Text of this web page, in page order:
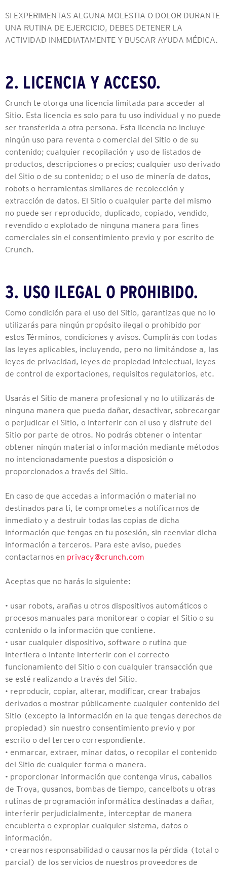
SI EXPERIMENTAS ALGUNA MOLESTIA O DOLOR DURANTE
UNA RUTINA DE EJERCICIO, DEBES DETENER LA
ACTIVIDAD INMEDIATAMENTE Y BUSCAR AYUDA MÉDICA.
2. LICENCIA Y ACCESO.
Crunch te otorga una licencia limitada para acceder al
Sitio. Esta licencia es solo para tu uso individual y no puede
ser transferida a otra persona. Esta licencia no incluye
ningún uso para reventa o comercial del Sitio o de su
contenido; cualquier recopilación y uso de listados de
productos, descripciones o precios; cualquier uso derivado
del Sitio o de su contenido; o el uso de minería de datos,
robots o herramientas similares de recolección y
extracción de datos. El Sitio o cualquier parte del mismo
no puede ser reproducido, duplicado, copiado, vendido,
revendido o explotado de ninguna manera para fines
comerciales sin el consentimiento previo y por escrito de
Crunch.
3. USO ILEGAL O PROHIBIDO.
Como condición para el uso del Sitio, garantizas que no lo
utilizarás para ningún propósito ilegal o prohibido por
estos Términos, condiciones y avisos. Cumplirás con todas
las leyes aplicables, incluyendo, pero no limitándose a, las
leyes de privacidad, leyes de propiedad intelectual, leyes
de control de exportaciones, requisitos regulatorios, etc.
Usarás el Sitio de manera profesional y no lo utilizarás de
ninguna manera que pueda dañar, desactivar, sobrecargar
o perjudicar el Sitio, o interferir con el uso y disfrute del
Sitio por parte de otros. No podrás obtener o intentar
obtener ningún material o información mediante métodos
no intencionadamente puestos a disposición o
proporcionados a través del Sitio.
En caso de que accedas a información o material no
destinados para ti, te comprometes a notificarnos de
inmediato y a destruir todas las copias de dicha
información que tengas en tu posesión, sin reenviar dicha
información a terceros. Para este aviso, puedes
contactarnos en privacy@crunch.com
Aceptas que no harás lo siguiente:
• usar robots, arañas u otros dispositivos automáticos o
procesos manuales para monitorear o copiar el Sitio o su
contenido o la información que contiene.
• usar cualquier dispositivo, software o rutina que
interfiera o intente interferir con el correcto
funcionamiento del Sitio o con cualquier transacción que
se esté realizando a través del Sitio.
• reproducir, copiar, alterar, modificar, crear trabajos
derivados o mostrar públicamente cualquier contenido del
Sitio (excepto la información en la que tengas derechos de
propiedad) sin nuestro consentimiento previo y por
escrito o del tercero correspondiente.
• enmarcar, extraer, minar datos, o recopilar el contenido
del Sitio de cualquier forma o manera.
• proporcionar información que contenga virus, caballos
de Troya, gusanos, bombas de tiempo, cancelbots u otras
rutinas de programación informática destinadas a dañar,
interferir perjudicialmente, interceptar de manera
encubierta o expropiar cualquier sistema, datos o
información.
• crearnos responsabilidad o causarnos la pérdida (total o
parcial) de los servicios de nuestros proveedores de